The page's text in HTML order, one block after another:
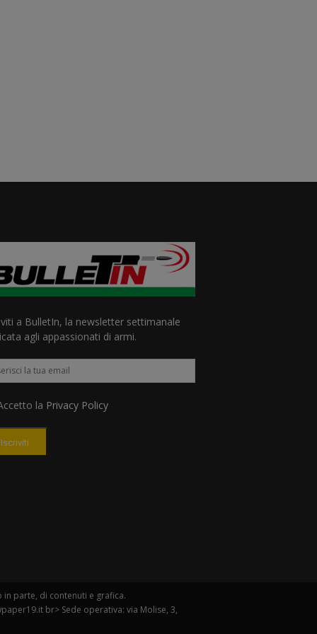
a BulletIn, la newsletter settimanale
agli appassionati di armi.
la Privacy Policy
Iscriviti
in parte, di contenuti e grafica.
br> Sede operativa: via Molise, 3,